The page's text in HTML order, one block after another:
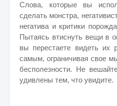
Слова, которые вы
сделать монстра,
негатива и критики
Пытаясь втиснуть вещи в
вы перестаете видеть их
самым, ограничивая свое
бесполезности. Не
удивлены тем, что увидите.